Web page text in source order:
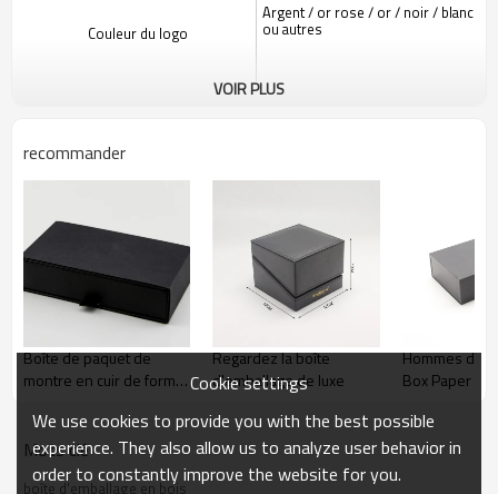
Couleur du logo
Argent / or rose / or / noir / blanc
ou autres
Service de personnalisation gratuit:
VOIR PLUS
recommander
Boîte de paquet de
montre en cuir de forme
qualité avec oreiller en
PU
Regardez la boîte
d'emballage de luxe
Hommes de
Box Paper
Mots clé
boîte d'emballage en bois
Cookie settings
We use cookies to provide you with the best possible
experience. They also allow us to analyze user behavior in
order to constantly improve the website for you.